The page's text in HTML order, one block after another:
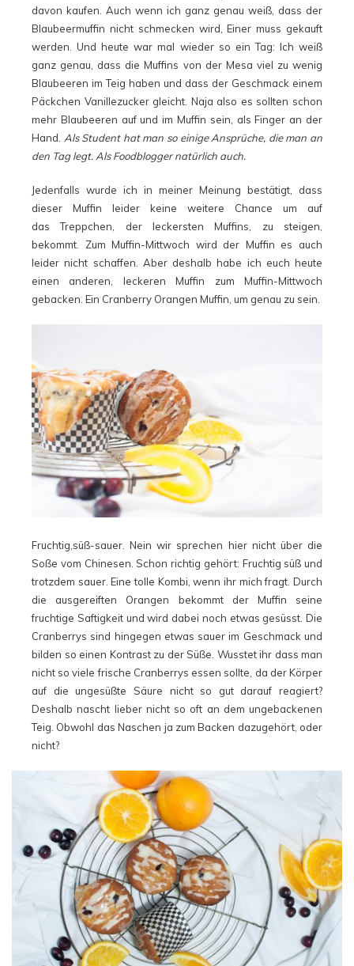
davon kaufen. Auch wenn ich ganz genau weiß, dass der
Blaubeermuffin nicht schmecken wird, Einer muss gekauft
werden. Und heute war mal wieder so ein Tag: Ich weiß
ganz genau, dass die Muffins von der Mesa viel zu wenig
Blaubeeren im Teig haben und dass der Geschmack einem
Päckchen Vanillezucker gleicht. Naja also es sollten schon
mehr Blaubeeren auf und im Muffin sein, als Finger an der
Hand. Als Student hat man so einige Ansprüche, die man an
den Tag legt. Als Foodblogger natürlich auch.
Jedenfalls wurde ich in meiner Meinung bestätigt, dass
dieser Muffin leider keine weitere Chance um auf
das Treppchen, der leckersten Muffins, zu steigen,
bekommt. Zum Muffin-Mittwoch wird der Muffin es auch
leider nicht schaffen. Aber deshalb habe ich euch heute
einen anderen, leckeren Muffin zum Muffin-Mittwoch
gebacken. Ein Cranberry Orangen Muffin, um genau zu sein.
Fruchtig,süß-sauer. Nein wir sprechen hier nicht über die
Soße vom Chinesen. Schon richtig gehört: Fruchtig süß und
trotzdem sauer. Eine tolle Kombi, wenn ihr mich fragt. Durch
die ausgereiften Orangen bekommt der Muffin seine
fruchtige Saftigkeit und wird dabei noch etwas gesüsst. Die
Cranberrys sind hingegen etwas sauer im Geschmack und
bilden so einen Kontrast zu der Süße. Wusstet ihr dass man
nicht so viele frische Cranberrys essen sollte, da der Körper
auf die ungesüßte Säure nicht so gut darauf reagiert?
Deshalb nascht lieber nicht so oft an dem ungebackenen
Teig. Obwohl das Naschen ja zum Backen dazugehört, oder
nicht?